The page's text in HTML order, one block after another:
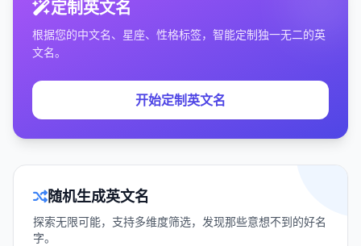
定制英文名
根据您的中文名、星座、性格标签，智能定制独一无二的英
文名。
开始定制英文名
随机生成英文名
探索无限可能，支持多维度筛选，发现那些意想不到的好名
字。